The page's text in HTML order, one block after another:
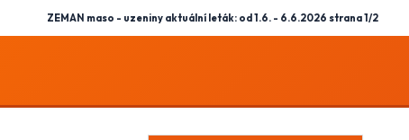
ZEMAN maso - uzeniny aktuální leták: od 1.6. - 6.6.2026 strana 1/2